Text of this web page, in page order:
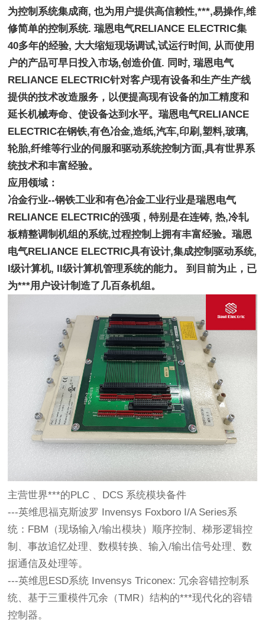
为控制系统集成商, 也为用户提供高信赖性,***,易操作,维
修简单的控制系统. 瑞恩电气RELIANCE ELECTRIC集
40多年的经验, 大大缩短现场调试,试运行时间, 从而使用
户的产品可早日投入市场,创造价值. 同时, 瑞恩电气
RELIANCE ELECTRIC针对客户现有设备和生产生产线
提供的技术改造服务，以便提高现有设备的加工精度和
延长机械寿命、使设备达到水平。瑞恩电气RELIANCE
ELECTRIC在钢铁,有色冶金,造纸,汽车,印刷,塑料,玻璃,
轮胎,纤维等行业的伺服和驱动系统控制方面,具有世界系
统技术和丰富经验。
应用领域：
冶金行业--钢铁工业和有色冶金工业行业是瑞恩电气
RELIANCE ELECTRIC的强项 , 特别是在连铸, 热,冷轧
板精整调制机组的系统,过程控制上拥有丰富经验。瑞恩
电气RELIANCE ELECTRIC具有设计,集成控制驱动系统,
I级计算机, II级计算机管理系统的能力。 到目前为止，已
为***用户设计制造了几百条机组。
主营世界***的PLC 、DCS 系统模块备件
---英维思福克斯波罗 Invensys Foxboro I/A Series系
统：FBM（现场输入/输出模块）顺序控制、梯形逻辑控
制、事故追忆处理、数模转换、输入/输出信号处理、数
据通信及处理等。
---英维思ESD系统 Invensys Triconex: 冗余容错控制系
统、基于三重模件冗余（TMR）结构的***现代化的容错
控制器。